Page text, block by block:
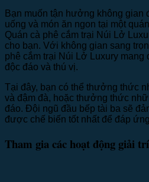
Bạn muốn tận hưởng không gian
uống và món ăn ngon tại một
Quán cà phê cắm trại Núi Lở
cho bạn. Với không gian sang
phê cắm trại Núi Lở Luxury mang
độc đáo và thú vị.
Tại đây, bạn có thể thưởng thức
và đậm đà, hoặc thưởng thức
đáo. Đội ngũ đầu bếp tài ba sẽ
được chế biến tốt nhất để đáp
Tham gia các hoạt động giải